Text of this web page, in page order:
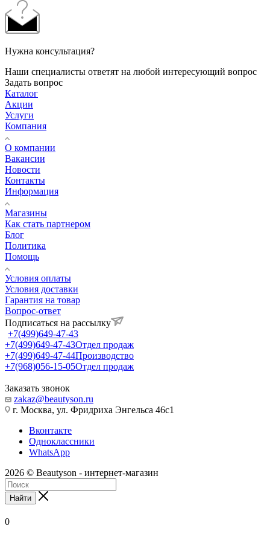
Нужна консультация?
Наши специалисты ответят на любой интересующий вопрос
Задать вопрос
Каталог
Акции
Услуги
Компания
О компании
Вакансии
Новости
Контакты
Информация
Магазины
Как стать партнером
Блог
Политика
Помощь
Условия оплаты
Условия доставки
Гарантия на товар
Вопрос-ответ
Подписаться на рассылку
+7(499)649-47-43
+7(499)649-47-43Отдел продаж
+7(499)649-47-44Производство
+7(968)056-15-05Отдел продаж
Заказать звонок
zakaz@beautyson.ru
г. Москва, ул. Фридриха Энгельса 46с1
Вконтакте
Одноклассники
WhatsApp
2026 © Beautyson - интернет-магазин
Найти
0